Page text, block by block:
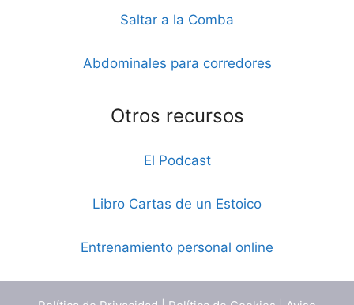
Saltar a la Comba
Abdominales para corredores
Otros recursos
El Podcast
Libro Cartas de un Estoico
Entrenamiento personal online